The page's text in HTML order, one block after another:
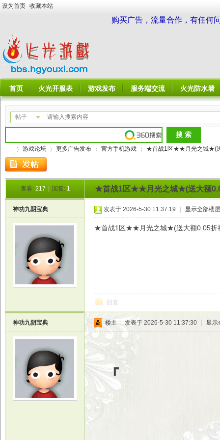
设为首页 收藏本站
购买广告，流量合作，有任何
首页 火光开服表 游戏发布 服务端交流 火光防水墙
帖子
游戏论坛 更多广告发布 官方手机游戏
›
★首战1区★★月光之城★(送
查看: 217 回复: 1 ★首战1区★★月光之城★(送大额
神功九阴宝典 发表于 2026-5-30 11:37:19 显示全部楼层
★首战1区★★月光之城★(送大额0.05折
回复
神功九阴宝典 楼主 发表于 2026-5-30 11:37:30 显示